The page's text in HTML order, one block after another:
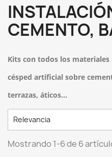
CEMENTO,
Kits con todos los
césped artificial sobre
terrazas, áticos...
Relevancia
Mostrando 1-6 de 6